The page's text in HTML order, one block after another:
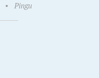
• Pingu